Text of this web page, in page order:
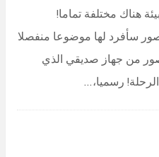
هناك مختلفة تماما!
سأفرد لها موضوعا منفصلا
من جهاز صديقي الذي
رسميا،…